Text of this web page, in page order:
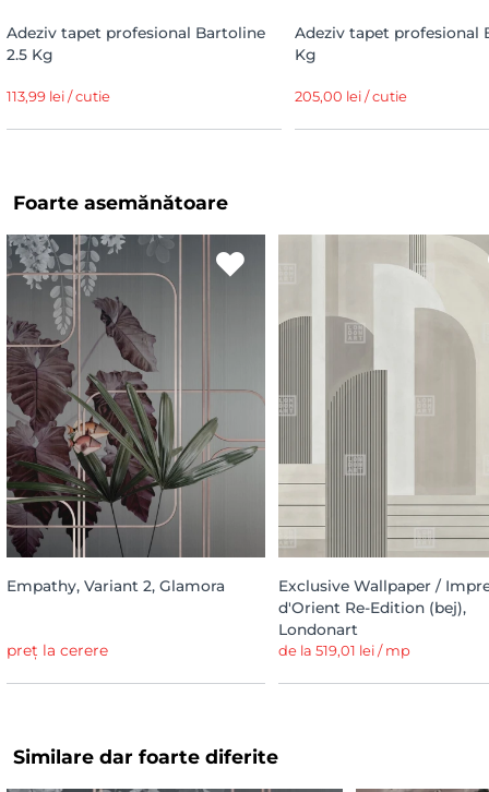
Adeziv tapet profesional Bartoline
2.5 Kg
113,99 lei / cutie
Adeziv tapet profesional
Kg
205,00 lei / cutie
Foarte asemănătoare
Empathy, Variant 2, Glamora
preț la cerere
Exclusive Wallpaper /
d'Orient Re-Edition (bej),
Londonart
de la 519,01 lei / mp
Similare dar foarte diferite